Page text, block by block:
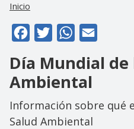
Inicio
FacebookTwitterWhatsApp
Día Mundial de
Ambiental
Información sobre qué
Salud Ambiental